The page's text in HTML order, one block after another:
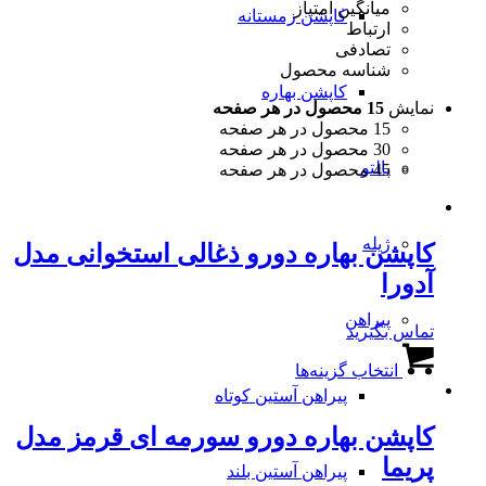
کاپشن زمستانه
کاپشن بهاره
پالتو
ژیله
پیراهن
پیراهن آستین کوتاه
پیراهن آستین بلند
میانگین امتیاز
ارتباط
تصادفی
شناسه محصول
نمایش 15 محصول در هر صفحه
15 محصول در هر صفحه
30 محصول در هر صفحه
45 محصول در هر صفحه
کاپشن بهاره دورو ذغالی استخوانی مدل
آدورا
تماس بگیرید
انتخاب گزینه‌ها
دارای
مختلفی
می
باشد.
کاپشن بهاره دورو سورمه ای قرمز مدل
پریما